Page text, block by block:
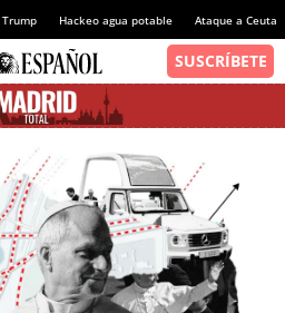
Hackeo agua potable Ataque a Ceuta